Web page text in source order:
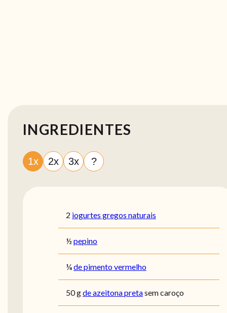
INGREDIENTES
1x 2x 3x ?
2 iogurtes gregos naturais
½ pepino
¼de pimento vermelho
50gde azeitona pretasem caroço